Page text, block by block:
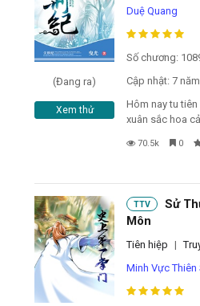
(Đang ra)
Xem thử
Duệ Quang
Số chương:
Cập nhật: 7
Hôm nay tu
xuân sắc hoa
70.5k 0
TTV
Sử
Môn
Tiên hiệp |
Minh Vực Thiên